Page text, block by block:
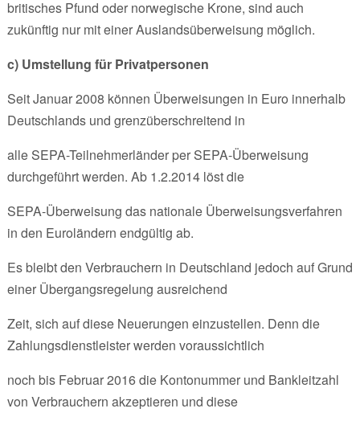
britisches Pfund oder norwegische Krone, sind auch
zukünftig nur mit einer Auslandsüberweisung möglich.
c) Umstellung für Privatpersonen
Seit Januar 2008 können Überweisungen in Euro innerhalb
Deutschlands und grenzüberschreitend in
alle SEPA-Teilnehmerländer per SEPA-Überweisung
durchgeführt werden. Ab 1.2.2014 löst die
SEPA-Überweisung das nationale Überweisungsverfahren
in den Euroländern endgültig ab.
Es bleibt den Verbrauchern in Deutschland jedoch auf Grund
einer Übergangsregelung ausreichend
Zeit, sich auf diese Neuerungen einzustellen. Denn die
Zahlungsdienstleister werden voraussichtlich
noch bis Februar 2016 die Kontonummer und Bankleitzahl
von Verbrauchern akzeptieren und diese